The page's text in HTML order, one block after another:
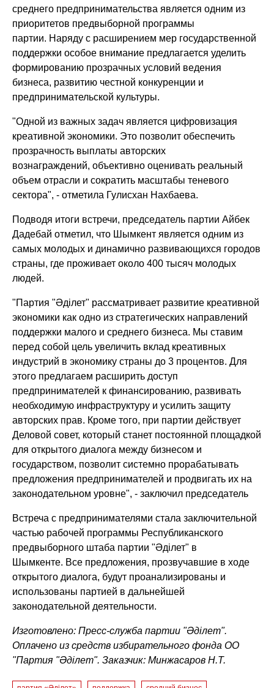
среднего предпринимательства является одним из
приоритетов предвыборной программы
партии. Наряду с расширением мер государственной
поддержки особое внимание предлагается уделить
формированию прозрачных условий ведения
бизнеса, развитию честной конкуренции и
предпринимательской культуры.
"Одной из важных задач является цифровизация
креативной экономики. Это позволит обеспечить
прозрачность выплаты авторских
вознаграждений, объективно оценивать реальный
объем отрасли и сократить масштабы теневого
сектора", - отметила Гулисхан Нахбаева.
Подводя итоги встречи, председатель партии Айбек
Дадебай отметил, что Шымкент является одним из
самых молодых и динамично развивающихся городов
страны, где проживает около 400 тысяч молодых
людей.
"Партия "Әділет" рассматривает развитие креативной
экономики как одно из стратегических направлений
поддержки малого и среднего бизнеса. Мы ставим
перед собой цель увеличить вклад креативных
индустрий в экономику страны до 3 процентов. Для
этого предлагаем расширить доступ
предпринимателей к финансированию, развивать
необходимую инфраструктуру и усилить защиту
авторских прав. Кроме того, при партии действует
Деловой совет, который станет постоянной площадкой
для открытого диалога между бизнесом и
государством, позволит системно прорабатывать
предложения предпринимателей и продвигать их на
законодательном уровне", - заключил председатель
Встреча с предпринимателями стала заключительной
частью рабочей программы Республиканского
предвыборного штаба партии "Әділет" в
Шымкенте. Все предложения, прозвучавшие в ходе
открытого диалога, будут проанализированы и
использованы партией в дальнейшей
законодательной деятельности.
Изготовлено: Пресс-служба партии "Әділет".
Оплачено из средств избирательного фонда ОО
"Партия "Әділет". Заказчик: Минжасаров Н.Т.